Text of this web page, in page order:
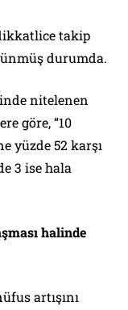
takip
durumda.
nitelenen
göre, “10
yüzde 52 karşı
3 ise hala
halinde
artışını